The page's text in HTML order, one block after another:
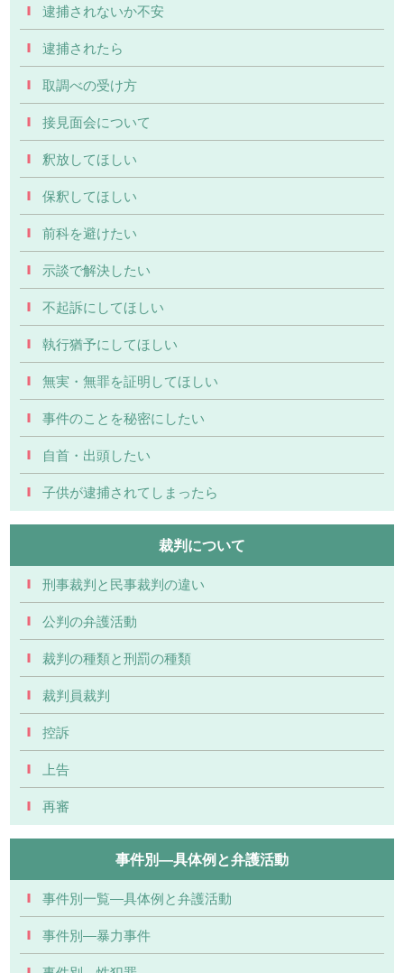
逮捕されないか不安
逮捕されたら
取調べの受け方
接見面会について
釈放してほしい
保釈してほしい
前科を避けたい
示談で解決したい
不起訴にしてほしい
執行猶予にしてほしい
無実・無罪を証明してほしい
事件のことを秘密にしたい
自首・出頭したい
子供が逮捕されてしまったら
裁判について
刑事裁判と民事裁判の違い
公判の弁護活動
裁判の種類と刑罰の種類
裁判員裁判
控訴
上告
再審
事件別―具体例と弁護活動
事件別一覧―具体例と弁護活動
事件別―暴力事件